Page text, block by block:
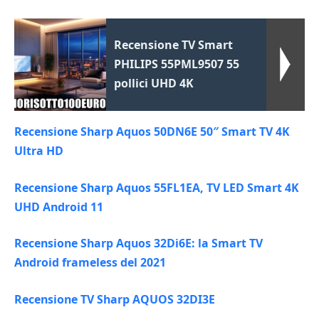
Recensione TV Smart
PHILIPS 55PML9507 55
pollici UHD 4K
Recensione Sharp Aquos 50DN6E 50″ Smart TV 4K
Ultra HD
Recensione Sharp Aquos 55FL1EA, TV LED Smart 4K
UHD Android 11
Recensione Sharp Aquos 32Di6E: la Smart TV
Android frameless del 2021
Recensione TV Sharp AQUOS 32DI3E